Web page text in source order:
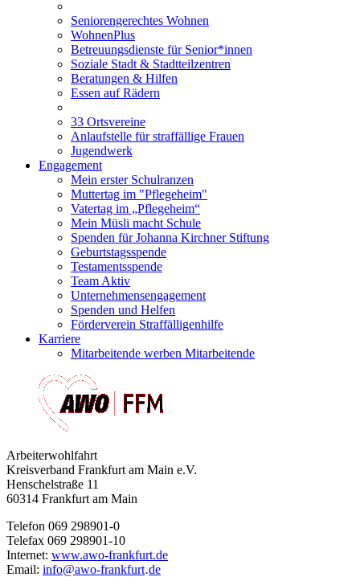
Seniorengerechtes Wohnen
WohnenPlus
Betreuungsdienste für Senior*innen
Soziale Stadt & Stadtteilzentren
Beratungen & Hilfen
Essen auf Rädern
33 Ortsvereine
Anlaufstelle für straffällige Frauen
Jugendwerk
Engagement
Mein erster Schulranzen
Muttertag im "Pflegeheim"
Vatertag im „Pflegeheim“
Mein Müsli macht Schule
Spenden für Johanna Kirchner Stiftung
Geburtstagsspende
Testamentsspende
Team Aktiv
Unternehmensengagement
Spenden und Helfen
Förderverein Straffälligenhilfe
Karriere
Mitarbeitende werben Mitarbeitende
Arbeiterwohlfahrt
Kreisverband Frankfurt am Main e.V.
Henschelstraße 11
60314 Frankfurt am Main
Telefon 069 298901-0
Telefax 069 298901-10
Internet: www.awo-frankfurt.de
Email: info@awo-frankfurt·de